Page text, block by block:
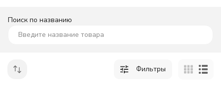
Поиск по названию
Фильтры